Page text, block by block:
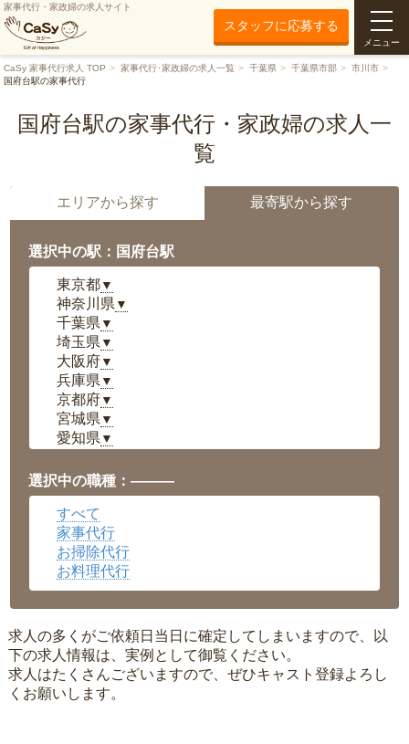
家事代行・家政婦の求人サイト
スタッフに応募する
メニュー
CaSy 家事代行求人 TOP 家事代行･家政婦の求人一覧 千葉県 千葉県市部
市川市
国府台駅の家事代行
国府台駅の家事代行・家政婦の求人一
覧
エリアから探す 最寄駅から探す
選択中の駅：国府台駅
東京都▼
神奈川県 ▼
千葉県 ▼
埼玉県 ▼
大阪府▼
兵庫県 ▼
京都府▼
宮城県 ▼
愛知県 ▼
岡山県▼
広島県▼
沖縄県
選択中の職種：———
すべて
家事代行
お掃除代行
お料理代行
求人の多くがご依頼日当日に確定してしまいますので、以
下の求人情報は、実例として御覧ください。
求人はたくさんございますので、ぜひキャスト登録よろし
くお願いします。